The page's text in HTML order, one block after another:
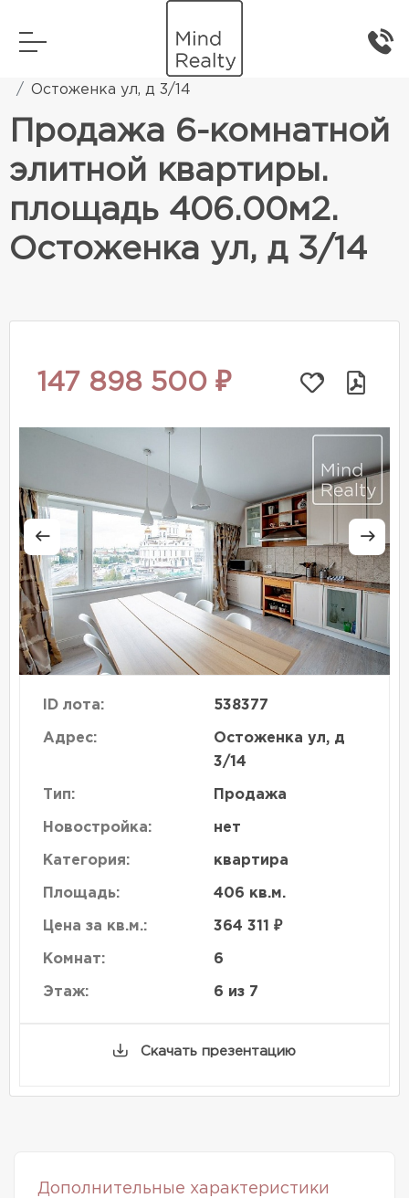
Элитная жилая недвижимость
Остоженка ул, д 3/14
Продажа 6-комнатной
элитной квартиры.
площадь 406.00м2.
Остоженка ул, д 3/14
147 898 500 ₽
ID лота: 538377
Адрес:
Остоженка ул, д
3/14
Тип: Продажа
Новостройка: нет
Категория: квартира
Площадь: 406 кв.м.
Цена за кв.м.: 364 311 ₽
Комнат: 6
Этаж: 6 из 7
Скачать презентацию
Дополнительные характеристики